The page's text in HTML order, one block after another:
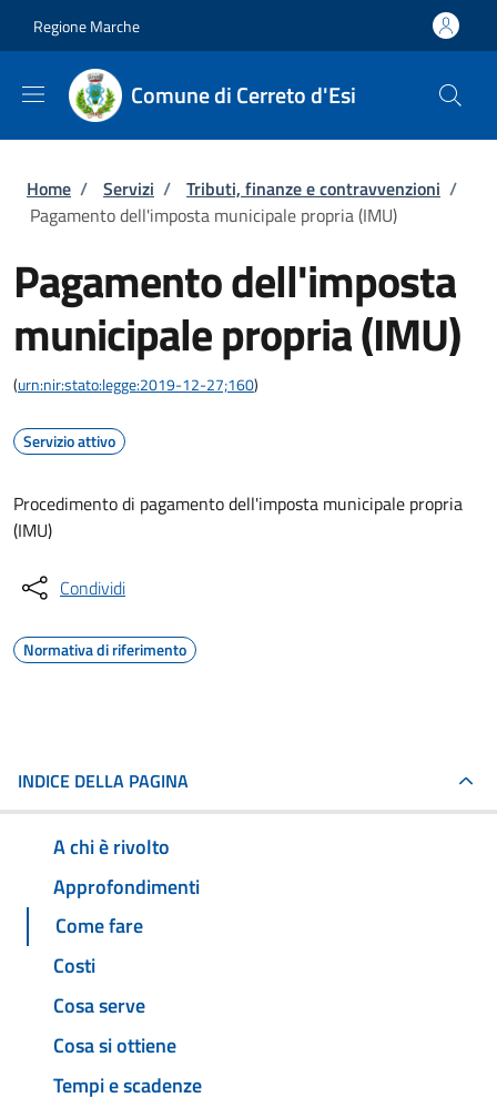
Regione Marche
Comune di Cerreto d'Esi
Briciole di pane
Home / Servizi / Tributi, finanze e contravvenzioni /
Pagamento dell'imposta municipale propria (IMU)
Pagamento dell'imposta
municipale propria (IMU)
(urn:nir:stato:legge:2019-12-27;160)
Servizio attivo
Procedimento di pagamento dell'imposta municipale propria
(IMU)
Condividi
Normativa di riferimento
INDICE DELLA PAGINA
A chi è rivolto
Approfondimenti
Come fare
Costi
Cosa serve
Cosa si ottiene
Tempi e scadenze